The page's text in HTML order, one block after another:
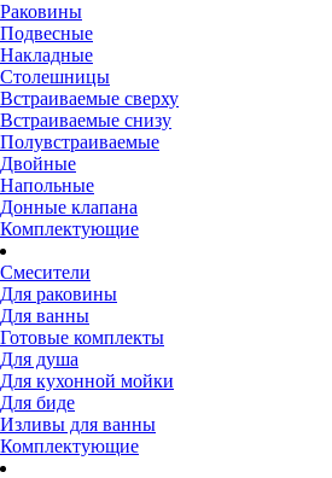
Раковины
Подвесные
Накладные
Столешницы
Встраиваемые сверху
Встраиваемые снизу
Полувстраиваемые
Двойные
Напольные
Донные клапана
Комплектующие
Смесители
Для раковины
Для ванны
Готовые комплекты
Для душа
Для кухонной мойки
Для биде
Изливы для ванны
Комплектующие